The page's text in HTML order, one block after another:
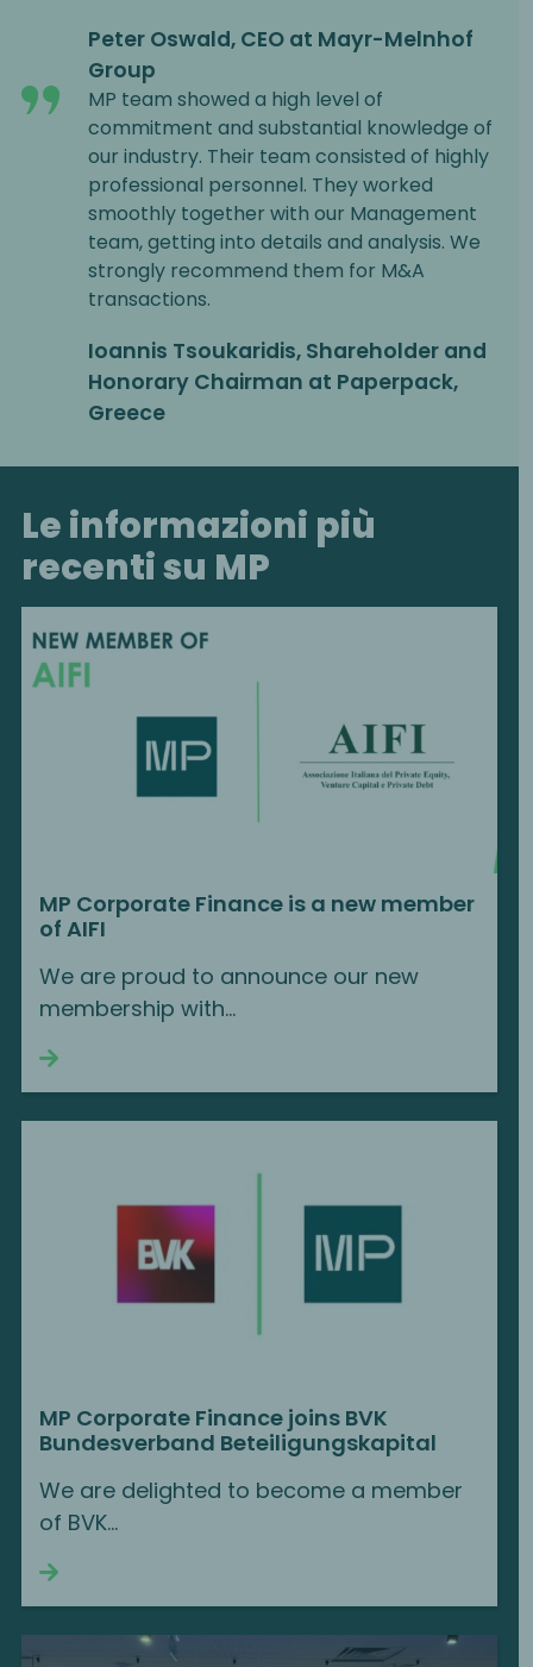
Peter Oswald, CEO at Mayr-Melnhof
Group
MP team showed a high level of
commitment and substantial knowledge of
our industry. Their team consisted of highly
professional personnel. They worked
smoothly together with our Management
team, getting into details and analysis. We
strongly recommend them for M&A
transactions.
Ioannis Tsoukaridis, Shareholder and
Honorary Chairman at Paperpack,
Greece
Le informazioni più
recenti su MP
MP Corporate Finance is a new member
of AIFI
We are proud to announce our new
membership with…
MP Corporate Finance joins BVK
Bundesverband Beteiligungskapital
We are delighted to become a member
of BVK…